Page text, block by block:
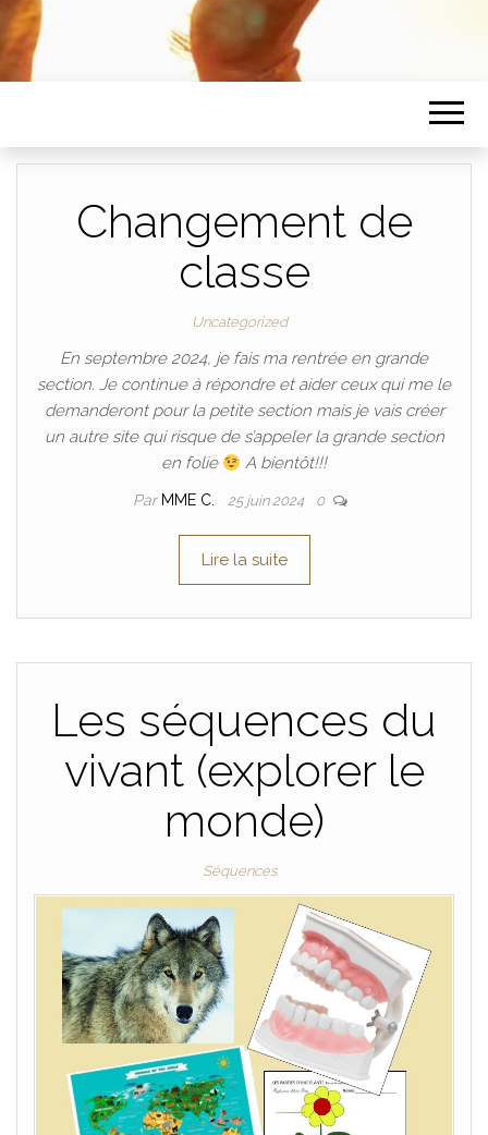
Changement de
classe
Uncategorized
En septembre 2024, je fais ma rentrée en grande
section. Je continue à répondre et aider ceux qui me le
demanderont pour la petite section mais je vais créer
un autre site qui risque de s’appeler la grande section
en folie
A bientôt!!!
Par MME C. 25 juin 2024 0
Lire la suite
Les séquences du
vivant (explorer le
monde)
Séquences